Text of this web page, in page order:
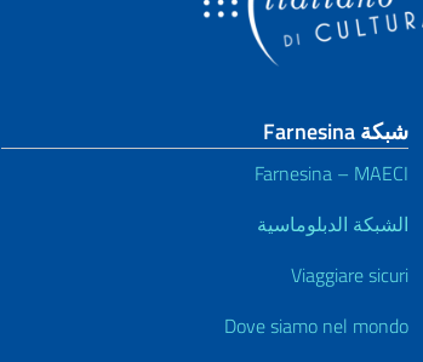
شبكة Farnesina
Farnesina – MAECI
الشبكة الدبلوماسية
Viaggiare sicuri
Dove siamo nel mondo